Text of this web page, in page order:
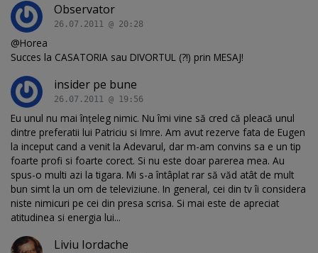
Observator
26.07.2011 @ 20:28
@Horea
Succes la CASATORIA sau DIVORTUL (?!) prin MESAJ!
insider pe bune
26.07.2011 @ 19:56
Eu unul nu mai înţeleg nimic. Nu îmi vine să cred că pleacă unul
dintre preferatii lui Patriciu si Imre. Am avut rezerve fata de Eugen
la inceput cand a venit la Adevarul, dar m-am convins sa e un tip
foarte profi si foarte corect. Si nu este doar parerea mea. Au
spus-o multi azi la tigara. Mi s-a întâplat rar să văd atât de mult
bun simt la un om de televiziune. In general, cei din tv îi considera
niste nimicuri pe cei din presa scrisa. Si mai este de apreciat
atitudinea si energia lui...
Liviu Iordache